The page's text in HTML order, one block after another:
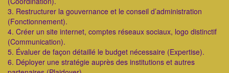
3. Restructurer la gouvernance et le conseil d’administration
(Fonctionnement).
4. Créer un site internet, comptes réseaux sociaux, logo distinctif
(Communication).
5. Évaluer de façon détaillé le budget nécessaire (Expertise).
6. Déployer une stratégie auprès des institutions et autres